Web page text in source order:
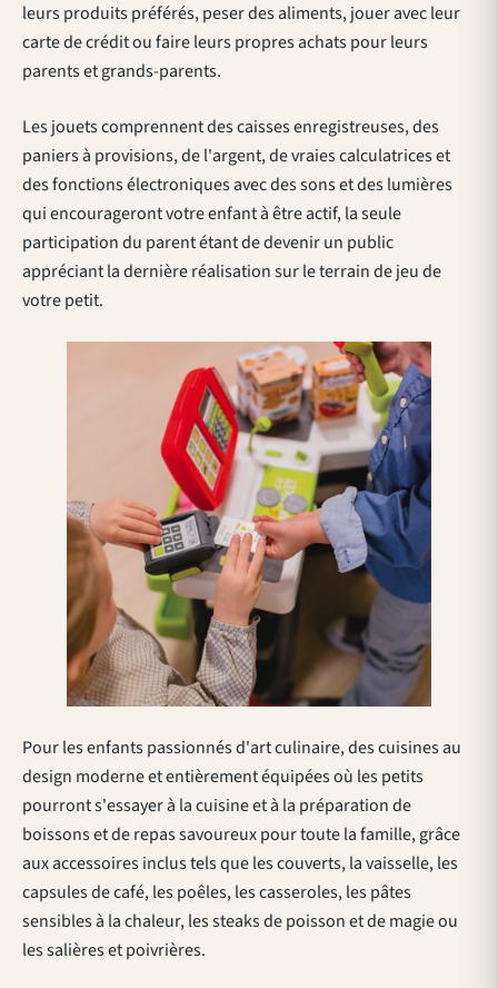
leurs produits préférés, peser des aliments, jouer avec leur
carte de crédit ou faire leurs propres achats pour leurs
parents et grands-parents.
Les jouets comprennent des caisses enregistreuses, des
paniers à provisions, de l'argent, de vraies calculatrices et
des fonctions électroniques avec des sons et des lumières
qui encourageront votre enfant à être actif, la seule
participation du parent étant de devenir un public
appréciant la dernière réalisation sur le terrain de jeu de
votre petit.
Pour les enfants passionnés d'art culinaire, des cuisines au
design moderne et entièrement équipées où les petits
pourront s'essayer à la cuisine et à la préparation de
boissons et de repas savoureux pour toute la famille, grâce
aux accessoires inclus tels que les couverts, la vaisselle, les
capsules de café, les poêles, les casseroles, les pâtes
sensibles à la chaleur, les steaks de poisson et de magie ou
les salières et poivrières.